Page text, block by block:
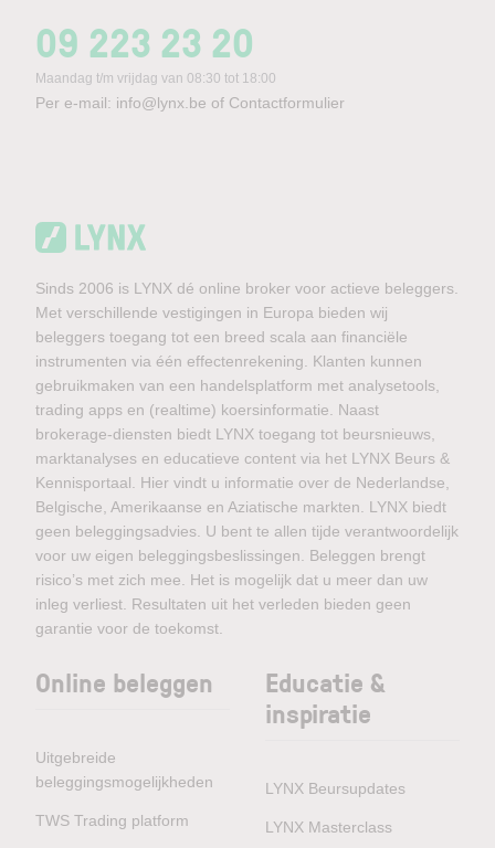
09 223 23 20
Maandag t/m vrijdag van 08:30 tot 18:00
Per e-mail: info@lynx.be of Contactformulier
Sinds 2006 is LYNX dé online broker voor actieve beleggers.
Met verschillende vestigingen in Europa bieden wij
beleggers toegang tot een breed scala aan financiële
instrumenten via één effectenrekening. Klanten kunnen
gebruikmaken van een handelsplatform met analysetools,
trading apps en (realtime) koersinformatie. Naast
brokerage-diensten biedt LYNX toegang tot beursnieuws,
marktanalyses en educatieve content via het LYNX Beurs &
Kennisportaal. Hier vindt u informatie over de Nederlandse,
Belgische, Amerikaanse en Aziatische markten. LYNX biedt
geen beleggingsadvies. U bent te allen tijde verantwoordelijk
voor uw eigen beleggingsbeslissingen. Beleggen brengt
risico’s met zich mee. Het is mogelijk dat u meer dan uw
inleg verliest. Resultaten uit het verleden bieden geen
garantie voor de toekomst.
Online beleggen
Uitgebreide
beleggingsmogelijkheden
TWS Trading platform
Educatie &
inspiratie
LYNX Beursupdates
LYNX Masterclass